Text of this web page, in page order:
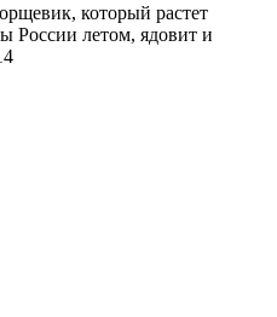
который растет
России летом, ядовит и